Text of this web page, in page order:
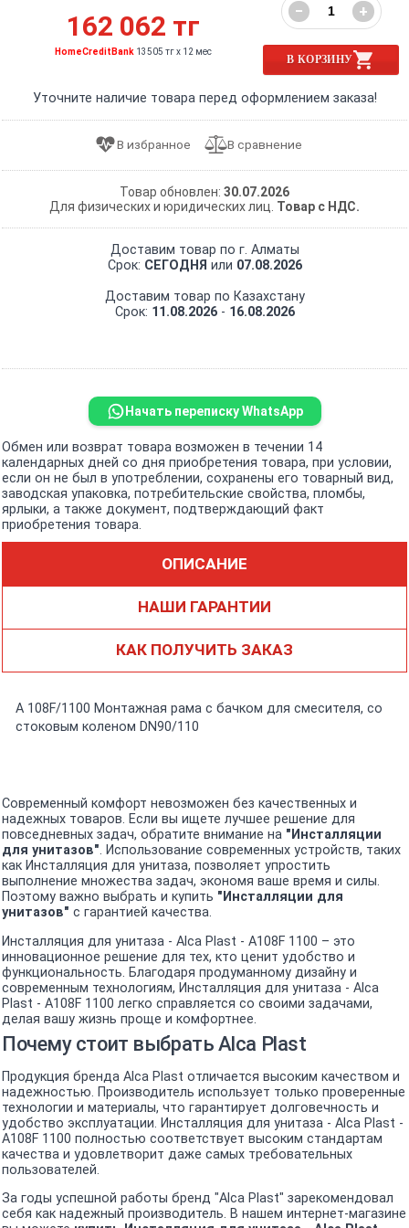
162 062 тг
HomeCreditBank 13505 тг x 12 мес
− +
В КОРЗИНУ
Уточните наличие товара перед оформлением заказа!
Товар обновлен: 30.07.2026
Для физических и юридических лиц. Товар с НДС.
Доставим товар по г. Алматы
Срок: СЕГОДНЯ или 07.08.2026
Доставим товар по Казахстану
Срок: 11.08.2026- 16.08.2026
Начать переписку WhatsApp
Обмен или возврат товара возможен в течении 14
календарных дней со дня приобретения товара, при условии,
если он не был в употреблении, сохранены его товарный вид,
заводская упаковка, потребительские свойства, пломбы,
ярлыки, а также документ, подтверждающий факт
приобретения товара.
ОПИСАНИЕ
НАШИ ГАРАНТИИ
КАК ПОЛУЧИТЬ ЗАКАЗ
A 108F/1100 Монтажная рама с бачком для смесителя, со
стоковым коленом DN90/110
Современный комфорт невозможен без качественных и
надежных товаров. Если вы ищете лучшее решение для
повседневных задач, обратите внимание на "Инсталляции
для унитазов". Использование современных устройств, таких
как Инсталляция для унитаза, позволяет упростить
выполнение множества задач, экономя ваше время и силы.
Поэтому важно выбрать и купить "Инсталляции для
унитазов" с гарантией качества.
Инсталляция для унитаза - Alca Plast - A108F 1100 – это
инновационное решение для тех, кто ценит удобство и
функциональность. Благодаря продуманному дизайну и
современным технологиям, Инсталляция для унитаза - Alca
Plast - A108F 1100 легко справляется со своими задачами,
делая вашу жизнь проще и комфортнее.
Почему стоит выбрать Alca Plast
Продукция бренда Alca Plast отличается высоким качеством и
надежностью. Производитель использует только проверенные
технологии и материалы, что гарантирует долговечность и
удобство эксплуатации. Инсталляция для унитаза - Alca Plast -
A108F 1100 полностью соответствует высоким стандартам
качества и удовлетворит даже самых требовательных
пользователей.
За годы успешной работы бренд "Alca Plast" зарекомендовал
себя как надежный производитель. В нашем интернет-магазине